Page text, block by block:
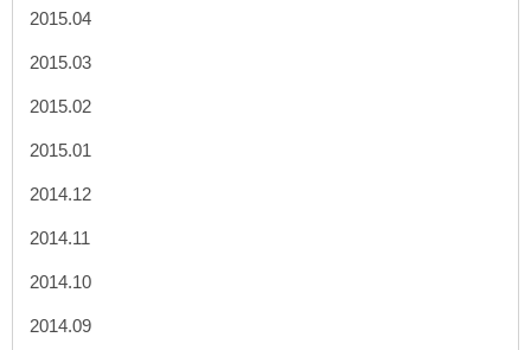
2015.04
2015.03
2015.02
2015.01
2014.12
2014.11
2014.10
2014.09